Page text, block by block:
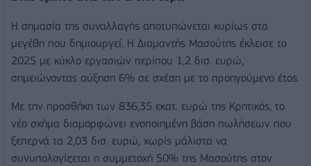
Η σημασία της συναλλαγής αποτυπώνεται κυρίως στα
μεγέθη που δημιουργεί. Η Διαμαντής Μασούτης έκλεισε το
2025 με κύκλο εργασιών περίπου 1,2 δισ. ευρώ,
σημειώνοντας αύξηση 6% σε σχέση με το προηγούμενο έτος.
Με την προσθήκη των 836,35 εκατ. ευρώ της Κρητικός, το
νέο σχήμα διαμορφώνει ενοποιημένη βάση πωλήσεων που
ξεπερνά τα 2,03 δισ. ευρώ, χωρίς μάλιστα να
συνυπολογίζεται η συμμετοχή 50% της Μασούτης στον